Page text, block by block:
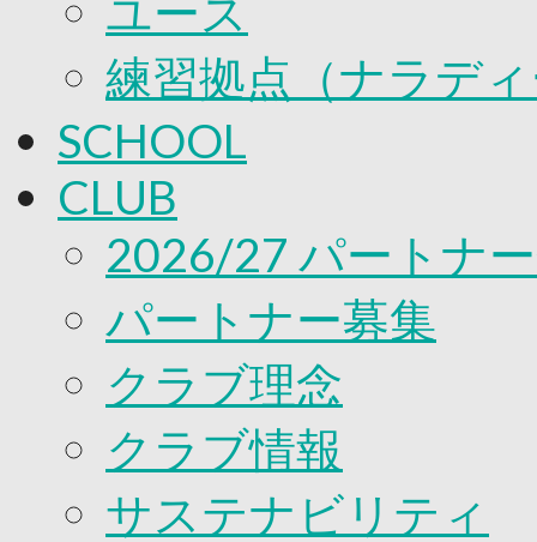
練習拠点（ナラデ
SCHOOL
CLUB
2026/27 パートナ
パートナー募集
クラブ理念
クラブ情報
サステナビリティ